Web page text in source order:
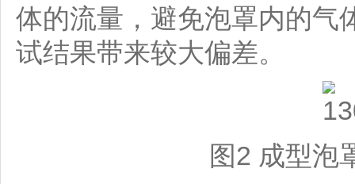
体的流量，避免泡罩内的气
试结果带来较大偏差。
图2 成型泡